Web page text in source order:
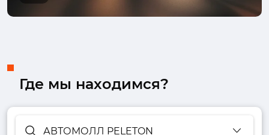
Где мы находимся?
АВТОМОЛЛ PELETON